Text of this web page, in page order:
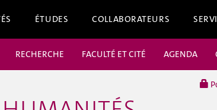
ÉTUDES COLLABORATEURS
RECHERCHE FACULTÉ ET CITÉ AGENDA